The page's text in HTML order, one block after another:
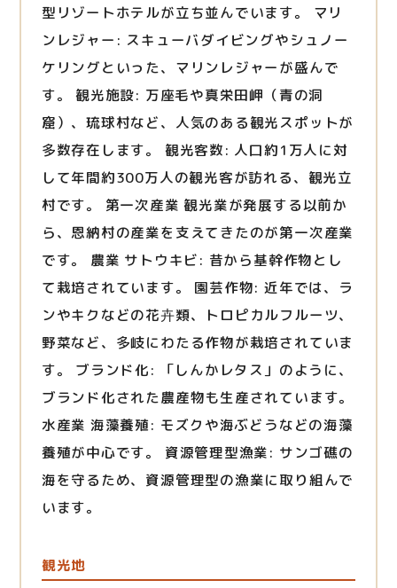
型リゾートホテルが立ち並んでいます。 マリ
ンレジャー: スキューバダイビングやシュノー
ケリングといった、マリンレジャーが盛んで
す。 観光施設: 万座毛や真栄田岬（青の洞
窟）、琉球村など、人気のある観光スポットが
多数存在します。 観光客数: 人口約1万人に対
して年間約300万人の観光客が訪れる、観光立
村です。 第一次産業 観光業が発展する以前か
ら、恩納村の産業を支えてきたのが第一次産業
です。 農業 サトウキビ: 昔から基幹作物とし
て栽培されています。 園芸作物: 近年では、ラ
ンやキクなどの花卉類、トロピカルフルーツ、
野菜など、多岐にわたる作物が栽培されていま
す。 ブランド化: 「しんかレタス」のように、
ブランド化された農産物も生産されています。
水産業 海藻養殖: モズクや海ぶどうなどの海藻
養殖が中心です。 資源管理型漁業: サンゴ礁の
海を守るため、資源管理型の漁業に取り組んで
います。
観光地